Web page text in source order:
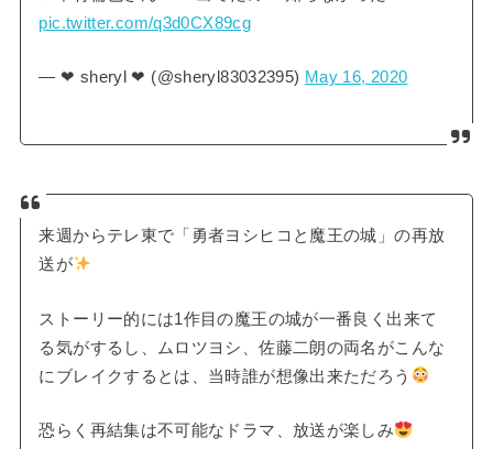
pic.twitter.com/q3d0CX89cg
— ❤︎ sheryl ❤︎ (@sheryl83032395) May 16, 2020
来週からテレ東で「勇者ヨシヒコと魔王の城」の再放
送が
ストーリー的には1作目の魔王の城が一番良く出来て
る気がするし、ムロツヨシ、佐藤二朗の両名がこんな
にブレイクするとは、当時誰が想像出来ただろう
恐らく再結集は不可能なドラマ、放送が楽しみ